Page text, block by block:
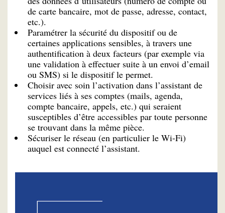
de carte bancaire, mot de passe, adresse, contact,
etc.).
Paramétrer la sécurité du dispositif ou de
certaines applications sensibles, à travers une
authentification à deux facteurs (par exemple via
une validation à effectuer suite à un envoi d’email
ou SMS) si le dispositif le permet.
Choisir avec soin l’activation dans l’assistant de
services liés à ses comptes (mails, agenda,
compte bancaire, appels, etc.) qui seraient
susceptibles d’être accessibles par toute personne
se trouvant dans la même pièce.
Sécuriser le réseau (en particulier le Wi-Fi)
auquel est connecté l’assistant.